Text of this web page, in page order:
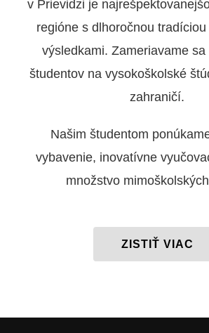
v Prievidzi je
regióne s dlhoročnou
výsledkami. Zameriavame
študentov na vysokoškolské
zahraničí.
Našim študentom
vybavenie, inovatívne
množstvo
ZISTIŤ VIAC